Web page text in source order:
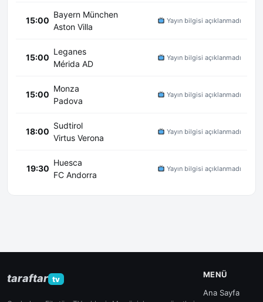
15:00
Bayern München
Aston Villa
Yayın bilgisi açıklanmadı
15:00
Leganes
Mérida AD
Yayın bilgisi açıklanmadı
15:00
Monza
Padova
Yayın bilgisi açıklanmadı
18:00
Sudtirol
Virtus Verona
Yayın bilgisi açıklanmadı
19:30
Huesca
FC Andorra
Yayın bilgisi açıklanmadı
taraftar tv
MENÜ
Ana Sayfa